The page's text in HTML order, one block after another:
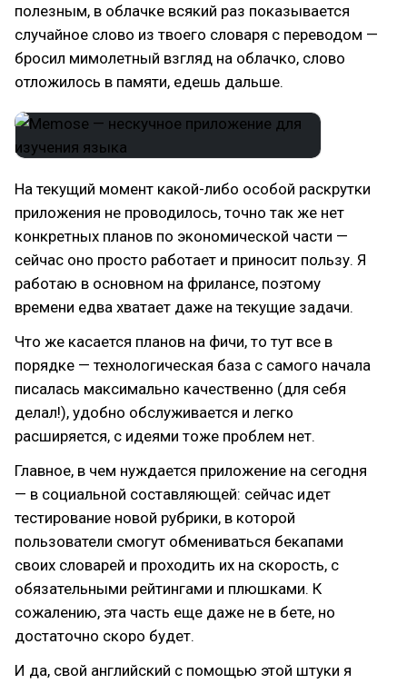
полезным, в облачке всякий раз показывается
случайное слово из твоего словаря с переводом —
бросил мимолетный взгляд на облачко, слово
отложилось в памяти, едешь дальше.
На текущий момент какой-либо особой раскрутки
приложения не проводилось, точно так же нет
конкретных планов по экономической части —
сейчас оно просто работает и приносит пользу. Я
работаю в основном на фрилансе, поэтому
времени едва хватает даже на текущие задачи.
Что же касается планов на фичи, то тут все в
порядке — технологическая база с самого начала
писалась максимально качественно (для себя
делал!), удобно обслуживается и легко
расширяется, с идеями тоже проблем нет.
Главное, в чем нуждается приложение на сегодня
— в социальной составляющей: сейчас идет
тестирование новой рубрики, в которой
пользователи смогут обмениваться бекапами
своих словарей и проходить их на скорость, с
обязательными рейтингами и плюшками. К
сожалению, эта часть еще даже не в бете, но
достаточно скоро будет.
И да, свой английский с помощью этой штуки я